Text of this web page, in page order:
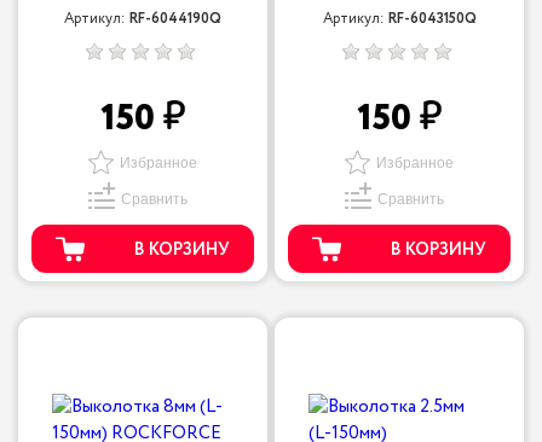
Артикул: RF-6044190Q
150
Избранное
Сравнить
В КОРЗИНУ
Артикул: RF-6043150Q
150
Избранное
Сравнить
В КОРЗИНУ